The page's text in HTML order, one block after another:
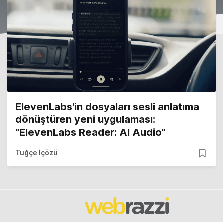
ElevenLabs'in dosyaları sesli anlatıma
dönüştüren yeni uygulaması:
"ElevenLabs Reader: AI Audio"
Tuğçe İçözü